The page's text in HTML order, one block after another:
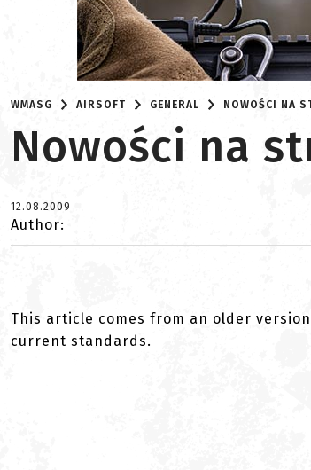
WMASG AIRSOFT GENERAL NOWOŚCI NA
Nowości na
12.08.2009
Author:
This article comes from an older
current standards.